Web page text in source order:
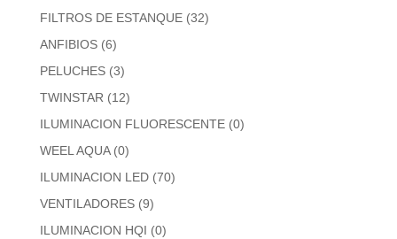
FILTROS DE ESTANQUE (32)
ANFIBIOS (6)
PELUCHES (3)
TWINSTAR (12)
ILUMINACION FLUORESCENTE (0)
WEEL AQUA (0)
ILUMINACION LED (70)
VENTILADORES (9)
ILUMINACION HQI (0)